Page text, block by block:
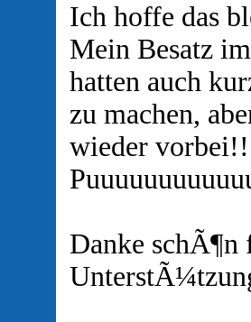
Ich hoffe das
Mein Besatz
hatten auch
zu machen,
wieder
Danke